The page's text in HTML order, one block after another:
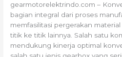
gearmotorelektrindo.com –
bagian integral dari proses
memfasilitasi pergerakan
titik ke titik lainnya. Salah satu
mendukung kinerja optimal